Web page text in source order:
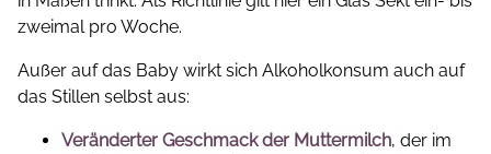
zweimal pro Woche.
Außer auf das Baby wirkt sich Alkoholkonsum auch auf
das Stillen selbst aus:
Veränderter Geschmack der Muttermilch, der im